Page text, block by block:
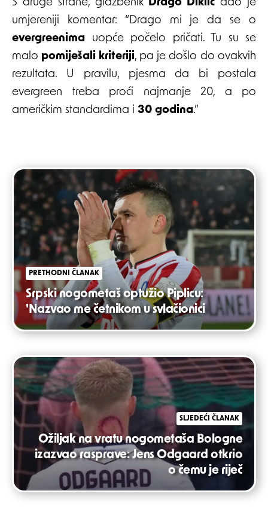
S druge strane, glazbenik Drago Diklić dao je
umjereniji komentar: “Drago mi je da se o
evergreenima uopće počelo pričati. Tu su se
malo pomiješali kriteriji, pa je došlo do ovakvih
rezultata. U pravilu, pjesma da bi postala
evergreen treba proći najmanje 20, a po
američkim standardima i 30 godina.”
Post
navigation
PRETHODNI ČLANAK
Srpski nogometaš optužio Piplicu:
'Nazvao me četnikom u svlačionici
SLJEDEĆI ČLANAK
Ožiljak na vratu nogometaša Bologne
izazvao rasprave: Jens Odgaard otkrio
o čemu je riječ